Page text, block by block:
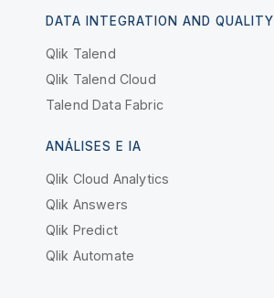
DATA INTEGRATION AND QUALITY
Qlik Talend
Qlik Talend Cloud
Talend Data Fabric
ANÁLISES E IA
Qlik Cloud Analytics
Qlik Answers
Qlik Predict
Qlik Automate